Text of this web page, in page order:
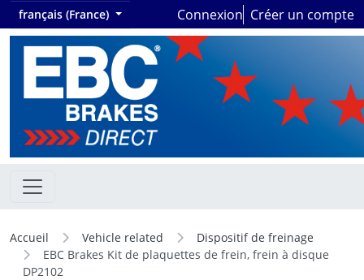
français (France) Connexion Créer un compte
Accueil Vehicle related
Dispositif de freinage
EBC Brakes Kit de plaquettes de frein, frein à disque
DP2102